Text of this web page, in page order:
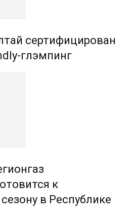
сертифицирован
глэмпинг
к
в Республике